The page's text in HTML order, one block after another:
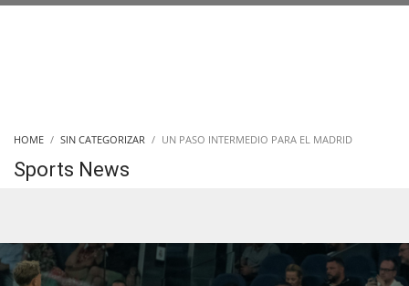
HOME SIN CATEGORIZAR UN PASO INTERMEDIO PARA EL MADRID
Sports News